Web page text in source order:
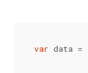
var data =